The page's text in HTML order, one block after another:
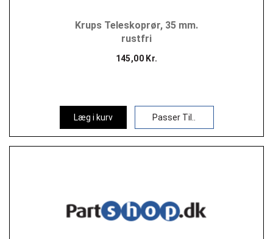
Krups Teleskoprør, 35 mm.
rustfri
145,00 Kr.
Læg i kurv Passer Til..